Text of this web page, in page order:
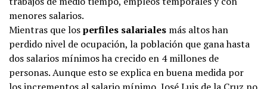
menores salarios.
Mientras que losperfiles salariales más altos han
perdido nivel de ocupación, la población que gana hasta
dos salarios mínimos ha crecido en 4 millones de
personas. Aunque esto se explica en buena medida por